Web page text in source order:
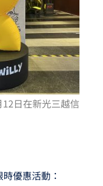
日在新光三越信
優惠活動：